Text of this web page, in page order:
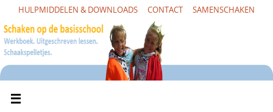
HULPMIDDELEN & DOWNLOADS CONTACT SAMENSCHAKEN